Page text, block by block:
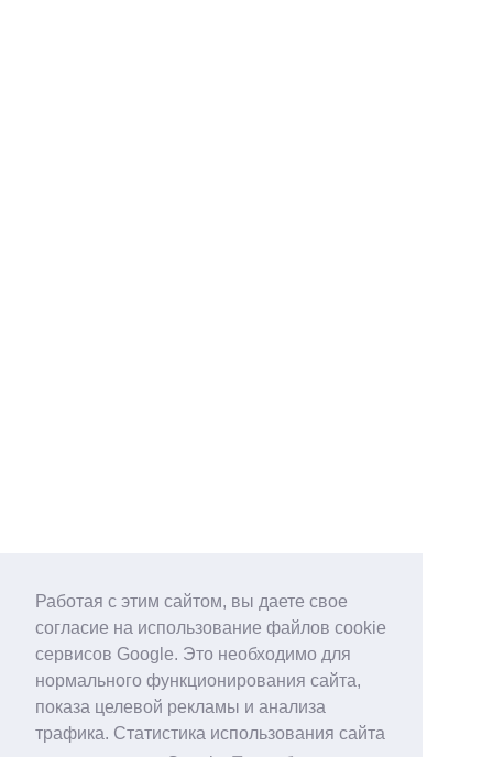
Работая с этим сайтом, вы даете свое
согласие на использование файлов cookie
сервисов Google. Это необходимо для
нормального функционирования сайта,
показа целевой рекламы и анализа
трафика. Статистика использования сайта